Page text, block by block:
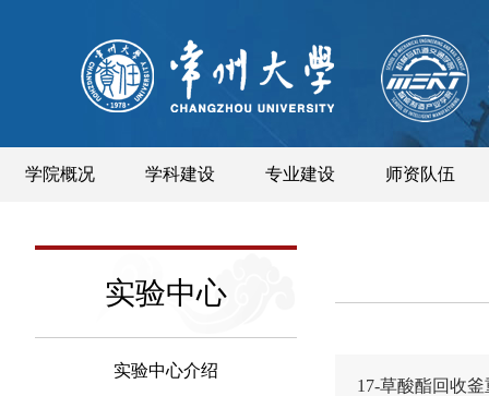
学院概况 学科建设 专业建设 师资队伍
实验中心
实验中心介绍
17-草酸酯回收